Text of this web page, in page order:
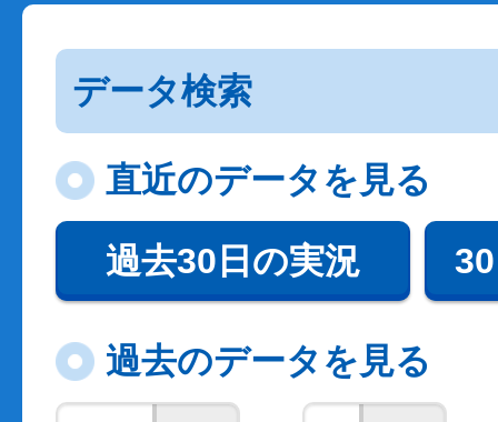
データ検索
直近のデータを見る
過去30日の実況
過去のデータを見る